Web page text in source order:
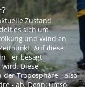
Zustand
es sich um
und Wind an
Auf diese
- er besagt
wird. Diese
Troposphäre - also
- ab. Denn: umso